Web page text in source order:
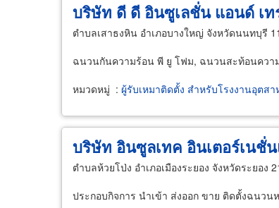
บริษัท ดี ดี อินซูเลชั่น แอนด์ เท
ตำบลเสาธงหิน อำเภอบางใหญ่ จังหวัดนนทบุรี
ฉนวนกันความร้อน พี ยู โฟม, ฉนวนสะท้อนควา
หมวดหมู่ : ผู้รับเหมาติดตั้ง สำหรับโรงงานอุตส
บริษัท อินซูลเทค อินเตอร์เนชั่
ตำบลห้วยโป่ง อำเภอเมืองระยอง จังหวัดระยอง
ประกอบกิจการ นำเข้า ส่งออก ขาย ติดตั้งฉนวน